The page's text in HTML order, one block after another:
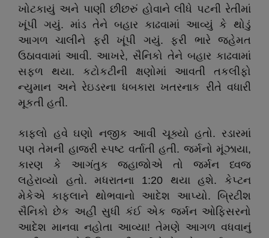
ખોટકાયું અને પાણી છીછરું હોવાને લીધે પટની રેતીમાં
ખૂંપી ગયું. માંડ તેને બહાર કાઢવામાં આવ્યું કે થોડું
આગળ ચાલીને ફરી ખૂંપી ગયું. ફરી ભારે જહેમત
ઉઠાવવામાં આવી. આખરે, સૈનિકો તેને બહાર કાઢવામાં
સફળ થયા. કટોકટીની ક્ષણોમાં આવતી તકલીફો
ન્યુમાન અને રેઇડરના ધબકારા ખતરનાક રીતે વધારી
મૂકતી હતી.
કાફલો હવે ઘણો નજીક આવી ચૂક્યો હતો. રડારમાં
પણ તેમની હાજરી સ્પષ્ટ વર્તાતી હતી. જર્મનો મૂંઝાયા,
કારણ કે આગંતુક જહાજોએ તો જર્મન ધ્વજ
લહેરાવ્યો હતો. મધરાતના 1:20 થયા હશે. કેપ્ટન
મેકેએ કાફલાને થોભવાનો આદેશ આપ્યો. બ્રિટીશ
સૈનિકો છેક અહીં સુધી કંઈ એક જર્મન ઓફિસરનો
આદેશ માનવા નહોતા આવ્યા! તેમણે આગળ વધવાનું